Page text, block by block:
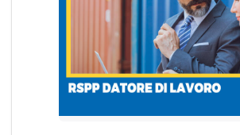
Quali
vengono
durante il corso
datore di lavoro di
ore per le imprese
costruzioni?